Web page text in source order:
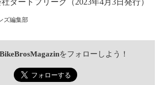
ダートフリーク（2023年4月3日発行）
ズ編集部
をフォローしよう！